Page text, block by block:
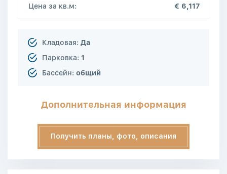
Цена за кв.м: € 6,117
Кладовая: Да
Парковка: 1
Бассейн: общий
Дополнительная информация
Получить планы, фото, описания